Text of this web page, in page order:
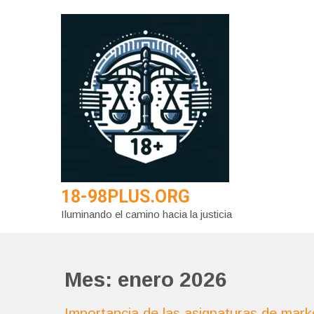
18-98PLUS.ORG
Iluminando el camino hacia la justicia
Mes: enero 2026